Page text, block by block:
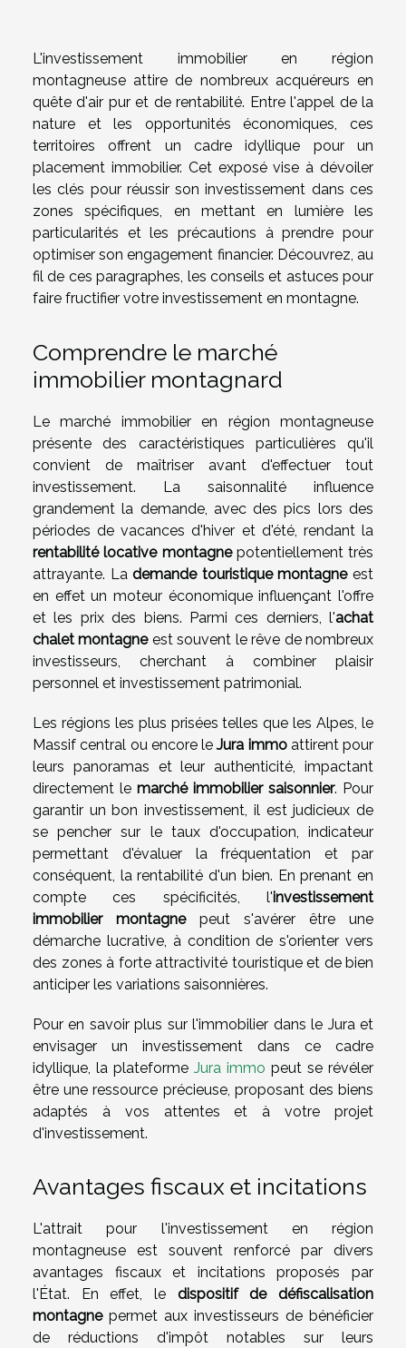
L'investissement immobilier en région
montagneuse attire de nombreux acquéreurs en
quête d'air pur et de rentabilité. Entre l'appel de la
nature et les opportunités économiques, ces
territoires offrent un cadre idyllique pour un
placement immobilier. Cet exposé vise à dévoiler
les clés pour réussir son investissement dans ces
zones spécifiques, en mettant en lumière les
particularités et les précautions à prendre pour
optimiser son engagement financier. Découvrez, au
fil de ces paragraphes, les conseils et astuces pour
faire fructifier votre investissement en montagne.
Comprendre le marché
immobilier montagnard
Le marché immobilier en région montagneuse
présente des caractéristiques particulières qu'il
convient de maîtriser avant d'effectuer tout
investissement. La saisonnalité influence
grandement la demande, avec des pics lors des
périodes de vacances d'hiver et d'été, rendant la
rentabilité locative montagnepotentiellement très
attrayante. Lademande touristique montagneest
en effet un moteur économique influençant l'offre
et les prix des biens. Parmi ces derniers, l'achat
chalet montagneest souvent le rêve de nombreux
investisseurs, cherchant à combiner plaisir
personnel et investissement patrimonial.
Les régions les plus prisées telles que les Alpes, le
Massif central ou encore leJura immoattirent pour
leurs panoramas et leur authenticité, impactant
directement le marché immobilier saisonnier. Pour
garantir un bon investissement, il est judicieux de
se pencher sur le taux d'occupation, indicateur
permettant d'évaluer la fréquentation et par
conséquent, la rentabilité d'un bien. En prenant en
compte ces spécificités, l'investissement
immobilier montagnepeut s'avérer être une
démarche lucrative, à condition de s'orienter vers
des zones à forte attractivité touristique et de bien
anticiper les variations saisonnières.
Pour en savoir plus sur l'immobilier dans le Jura et
envisager un investissement dans ce cadre
idyllique, la plateforme Jura immo peut se révéler
être une ressource précieuse, proposant des biens
adaptés à vos attentes et à votre projet
d'investissement.
Avantages fiscaux et incitations
L'attrait pour l'investissement en région
montagneuse est souvent renforcé par divers
avantages fiscaux et incitations proposés par
l'État. En effet, le dispositif de défiscalisation
montagnepermet aux investisseurs de bénéficier
de réductions d'impôt notables sur leurs